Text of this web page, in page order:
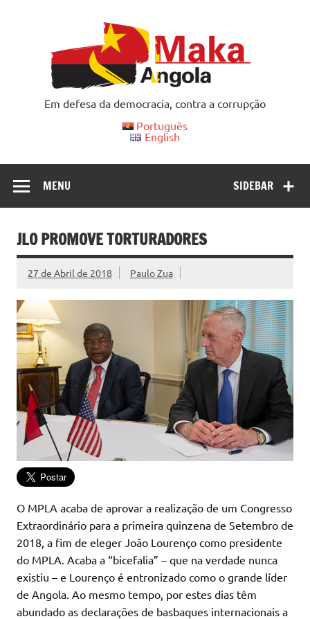
Em defesa da democracia, contra a corrupção
Português
English
SIDEBAR
MENU
JLO PROMOVE TORTURADORES
27 de Abril de 2018 Paulo Zua
O MPLA acaba de aprovar a realização de um Congresso
Extraordinário para a primeira quinzena de Setembro de
2018, a fim de eleger João Lourenço como presidente
do MPLA. Acaba a “bicefalia” – que na verdade nunca
existiu – e Lourenço é entronizado como o grande líder
de Angola. Ao mesmo tempo, por estes dias têm
abundado as declarações de basbaques internacionais a